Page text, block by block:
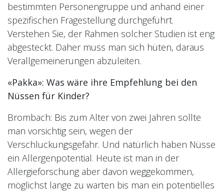
bestimmten Personengruppe und anhand einer
spezifischen Fragestellung durchgeführt.
Verstehen Sie, der Rahmen solcher Studien ist eng
abgesteckt. Daher muss man sich hüten, daraus
Verallgemeinerungen abzuleiten.
«Pakka»: Was wäre ihre Empfehlung bei den
Nüssen für Kinder?
Brombach: Bis zum Alter von zwei Jahren sollte
man vorsichtig sein, wegen der
Verschluckungsgefahr. Und natürlich haben Nüsse
ein Allergenpotential. Heute ist man in der
Allergieforschung aber davon weggekommen,
möglichst lange zu warten bis man ein potentielles